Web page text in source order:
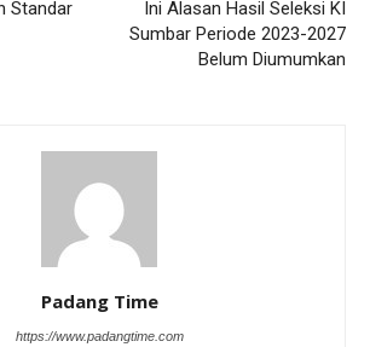
Standar
Ini Alasan Hasil Seleksi KI
Sumbar Periode 2023-2027
Belum Diumumkan
Padang Time
https://www.padangtime.com